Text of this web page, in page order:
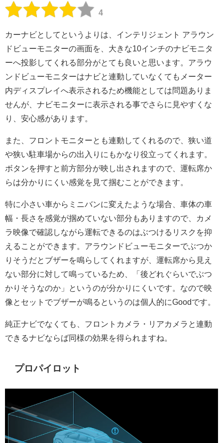
4
カーナビとしてというよりは、インテリジェント アラウン
ドビューモニターの画面を、大きな10インチのナビモニタ
ーへ投影してくれる部分がとても良いと思います。アラウ
ンドビューモニターはナビと連動していなくてもメーター
内ディスプレイへ表示されるため機能としては問題ありま
せんが、ナビモニターに表示される事でさらに見やすくな
り、安心感があります。
また、フロントモニターとも連動してくれるので、狭い道
や狭い駐車場からの出入りにもかなり役立ってくれます。
ボタンを押すと前方部分が映し出されますので、運転席か
らは分かりにくい感覚を見て掴むことができます。
特に小さい車からミニバンに変えたような場合、車体の車
幅・長さを感覚が掴めていない部分もありますので、カメ
ラ映像で確認しながら運転できるのはぶつけるリスクを抑
えることができます。アラウンドビューモニターでぶつか
りそうだとブザーを鳴らしてくれますが、運転席から見え
ない部分に対して鳴っているため、「後どれぐらいでぶつ
かりそうなのか」というのが分かりにくいです。なので映
像とセットでブザーが鳴るというのは個人的にGoodです。
純正ナビでなくても、フロントカメラ・リアカメラと連動
できるナビならば同様の効果を得られますね。
プロパイロット